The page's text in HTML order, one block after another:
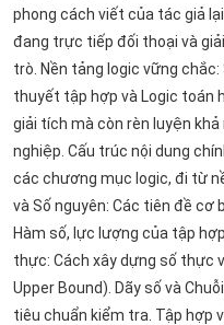
phong cách viết của tác giả
đang trực tiếp đối thoại và
trò. Nền tảng logic vững
thuyết tập hợp và Logic toán
giải tích mà còn rèn luyện
nghiệp. Cấu trúc nội dung
các chương mục logic, đi từ
và Số nguyên: Các tiên đề cơ
Hàm số, lực lượng của tập
thực: Cách xây dựng số thực
Upper Bound). Dãy số và
tiêu chuẩn kiểm tra. Tập hợp